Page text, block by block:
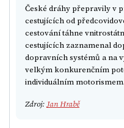
České dráhy přepravily v
cestujících od
cestování táhne
cestujících zaznamenal
dopravních systémů a na
velkým konkurenčním
individuálním motorismem.
Zdroj: Jan Hrabě